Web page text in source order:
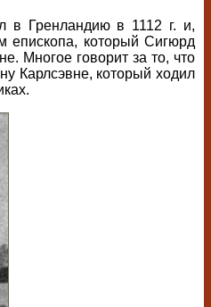
в Гренландию в 1112 г. и,
епископа, который Сигюрд
Многое говорит за то, что
Карлсэвне, который ходил